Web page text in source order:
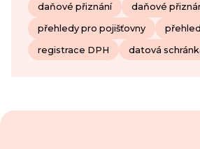
daňové přiznání daňové
přehledy pro pojišťovny
registrace DPH datová